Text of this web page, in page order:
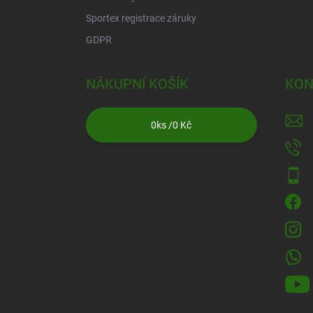
Sportex registrace záruky
GDPR
NÁKUPNÍ KOŠÍK
0ks /0 Kč